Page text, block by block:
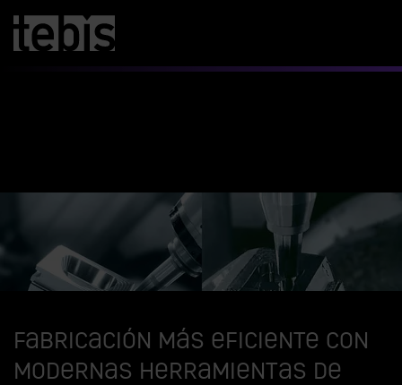
Fabricación más eficiente con
modernas herramientas de